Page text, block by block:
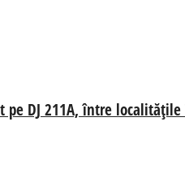
DJ 211A, între localitățile